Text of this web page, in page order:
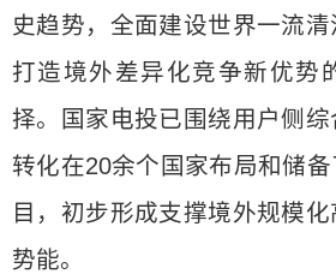
史趋势，全面建设世界一流
打造境外差异化竞争新优势
择。国家电投已围绕用户侧
转化在20余个国家布局和储
目，初步形成支撑境外规模
势能。